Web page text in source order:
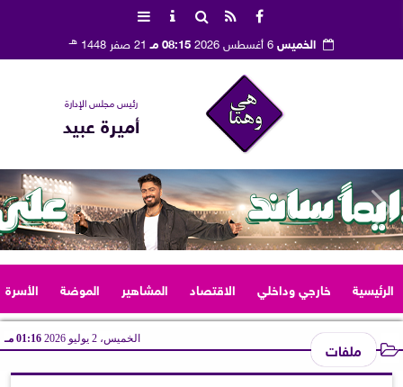
الخميس 08:15 مـ 21 صفر 1448 هـ
رئيس مجلس الإدارة
أميرة عبيد
الرئيسية خارجي وداخلي الاقتصاد المشاهير الموضة الأسرة
ملفات الخميس، 2 يوليو 2026 01:16 مـ